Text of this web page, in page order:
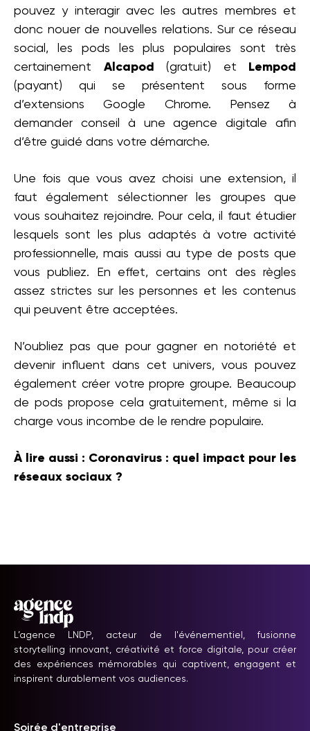
pouvez y interagir avec les autres membres et
donc nouer de nouvelles relations. Sur ce réseau
social, les pods les plus populaires sont très
certainement Alcapod (gratuit) et
Lempod
(payant) qui se présentent sous forme
d’extensions Google Chrome. Pensez à
demander conseil à une agence digitale afin
d’être guidé dans votre démarche.
Une fois que vous avez choisi une extension, il
faut également sélectionner les groupes que
vous souhaitez rejoindre. Pour cela, il faut étudier
lesquels sont les plus adaptés à votre activité
professionnelle, mais aussi au type de posts que
vous publiez. En effet, certains ont des règles
assez strictes sur les personnes et les contenus
qui peuvent être acceptées.
N’oubliez pas que pour gagner en notoriété et
devenir influent dans cet univers, vous pouvez
également créer votre propre groupe. Beaucoup
de pods propose cela gratuitement, même si la
charge vous incombe de le rendre populaire.
À lire aussi : Coronavirus : quel impact pour les
réseaux sociaux ?
L’agence LNDP, acteur de l'événementiel, fusionne
storytelling innovant, créativité et force digitale, pour créer
des expériences mémorables qui captivent, engagent et
inspirent durablement vos audiences.
Soirée d'entreprise